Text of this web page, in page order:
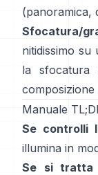
(panoramica,
Sfocatura/
nitidissimo
la sfocatura
composizione
Manuale
Se controlli
illumina in
Se si tratta